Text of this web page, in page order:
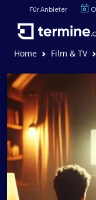
Für Anbieter
Home Film & TV